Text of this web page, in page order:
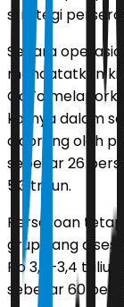
strategi
Secara
mencatatkan
GoTo
kalinya dalam
didorong oleh
sebesar 26
5,3 triliun.
Perseroan
grup yang
Rp 3,2–3,4
sebesar 60